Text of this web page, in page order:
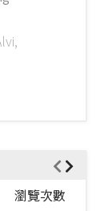
瀏覽次數